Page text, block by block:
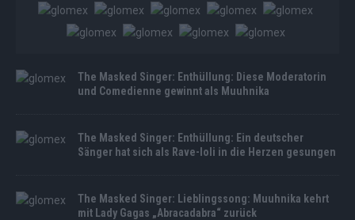
The Masked Singer: Enthüllung: Diese Moderatorin
und Comedienne gewinnt als Muuhnika
The Masked Singer: Enthüllung: Ein deutscher
Sänger hat sich als Rave-Ioli in die Herzen gesungen
The Masked Singer: Lieblingssong: Muuhnika kehrt
mit Lady Gagas „Abracadabra“ zurück